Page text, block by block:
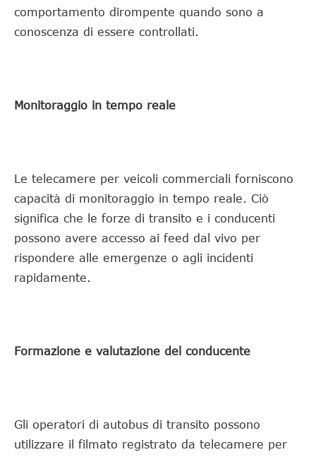
comportamento dirompente quando sono a
conoscenza di essere controllati.
Monitoraggio in tempo reale
Le telecamere per veicoli commerciali forniscono
capacità di monitoraggio in tempo reale. Ciò
significa che le forze di transito e i conducenti
possono avere accesso ai feed dal vivo per
rispondere alle emergenze o agli incidenti
rapidamente.
Formazione e valutazione del conducente
Gli operatori di autobus di transito possono
utilizzare il filmato registrato da telecamere per